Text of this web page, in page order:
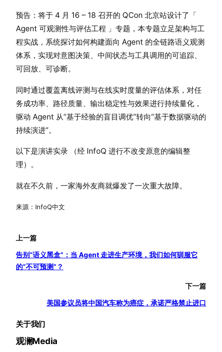
预告：将于 4 月 16 – 18 召开的 QCon 北京站设计了「
Agent 可观测性与评估工程 」专题，本专题立足架构与工
程实战，系统探讨如何构建面向 Agent 的全链路语义观测
体系，实现对意图决策、中间状态与工具调用的可追踪、
可回放、可诊断。
同时通过覆盖离线评测与在线实时度量的评估体系，对任
务成功率、路径质量、输出稳定性与效果进行持续量化，
驱动 Agent 从“基于经验的盲目调优”转向“基于数据驱动的
持续演进”。
以下是演讲实录 （经 InfoQ 进行不改变原意的编辑整
理）。
就在不久前，一家海外友商就爆发了一次重大故障。
来源：InfoQ中文
上一篇
告别“语义黑盒”：当 Agent 走进生产环境，我们如何驯服它
的“不可预测”？
下一篇
美国参议员将中国汽车称为癌症，承诺严格禁止进口
关于我们
观澜Media